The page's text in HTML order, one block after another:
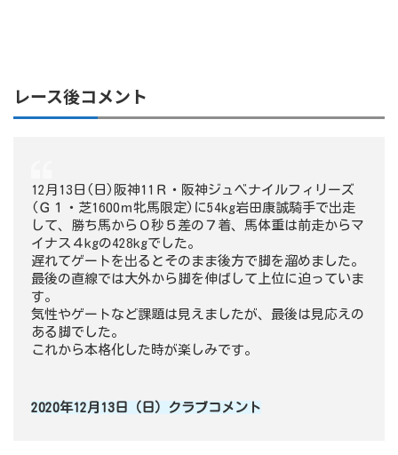
レース後コメント
12月13日(日)阪神11Ｒ・阪神ジュベナイルフィリーズ
(Ｇ１・芝1600ｍ牝馬限定)に54kg岩田康誠騎手で出走
して、勝ち馬から０秒５差の７着、馬体重は前走からマ
イナス４kgの428kgでした。
遅れてゲートを出るとそのまま後方で脚を溜めました。
最後の直線では大外から脚を伸ばして上位に迫っていま
す。
気性やゲートなど課題は見えましたが、最後は見応えの
ある脚でした。
これから本格化した時が楽しみです。
2020年12月13日（日）クラブコメント